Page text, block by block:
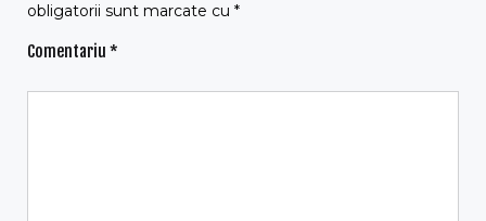
obligatorii sunt marcate cu *
Comentariu *